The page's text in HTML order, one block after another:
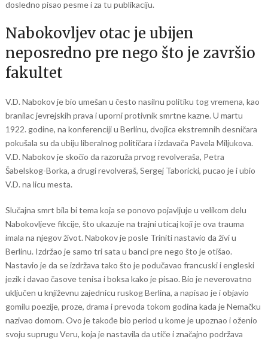
dosledno pisao pesme i za tu publikaciju.
Nabokovljev otac je ubijen
neposredno pre nego što je završio
fakultet
V.D. Nabokov je bio umešan u često nasilnu politiku tog vremena, kao
branilac jevrejskih prava i uporni protivnik smrtne kazne. U martu
1922. godine, na konferenciji u Berlinu, dvojica ekstremnih desničara
pokušala su da ubiju liberalnog političara i izdavača Pavela Miljukova.
V.D. Nabokov je skočio da razoruža prvog revolveraša, Petra
Šabelskog-Borka, a drugi revolveraš, Sergej Taboricki, pucao je i ubio
V.D. na licu mesta.
Slučajna smrt bila bi tema koja se ponovo pojavljuje u velikom delu
Nabokovljeve fikcije, što ukazuje na trajni uticaj koji je ova trauma
imala na njegov život. Nabokov je posle Triniti nastavio da živi u
Berlinu. Izdržao je samo tri sata u banci pre nego što je otišao.
Nastavio je da se izdržava tako što je podučavao francuski i engleski
jezik i davao časove tenisa i boksa kako je pisao. Bio je neverovatno
uključen u književnu zajednicu ruskog Berlina, a napisao je i objavio
gomilu poezije, proze, drama i prevoda tokom godina kada je Nemačku
nazivao domom. Ovo je takođe bio period u kome je upoznao i oženio
svoju suprugu Veru, koja je nastavila da utiče i značajno podržava